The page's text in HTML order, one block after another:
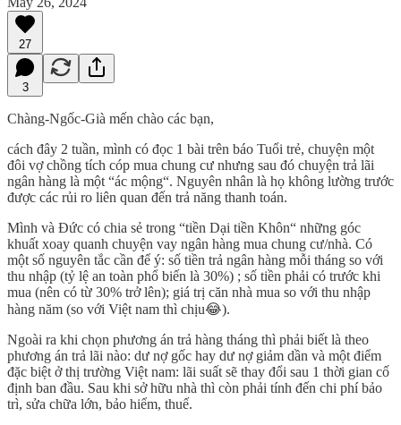
27
3
Chàng-Ngốc-Già mến chào các bạn,
cách đây 2 tuần, mình có đọc 1 bài trên báo Tuổi trẻ, chuyện một
đôi vợ chồng tích cóp mua chung cư nhưng sau đó chuyện trả lãi
ngân hàng là một “ác mộng“. Nguyên nhân là họ không lường trước
được các rủi ro liên quan đến trả năng thanh toán.
Mình và Đức có chia sẻ trong “tiền Dại tiền Khôn“ những góc
khuất xoay quanh chuyện vay ngân hàng mua chung cư/nhà. Có
một số nguyên tắc cần để ý: số tiền trả ngân hàng mỗi tháng so với
thu nhập (tỷ lệ an toàn phổ biến là 30%) ; số tiền phải có trước khi
mua (nên có từ 30% trở lên); giá trị căn nhà mua so với thu nhập
hàng năm (so với Việt nam thì chịu😂).
Ngoài ra khi chọn phương án trả hàng tháng thì phải biết là theo
phương án trả lãi nào: dư nợ gốc hay dư nợ giảm dần và một điểm
đặc biệt ở thị trường Việt nam: lãi suất sẽ thay đổi sau 1 thời gian cố
định ban đầu. Sau khi sở hữu nhà thì còn phải tính đến chi phí bảo
trì, sửa chữa lớn, bảo hiểm, thuế.